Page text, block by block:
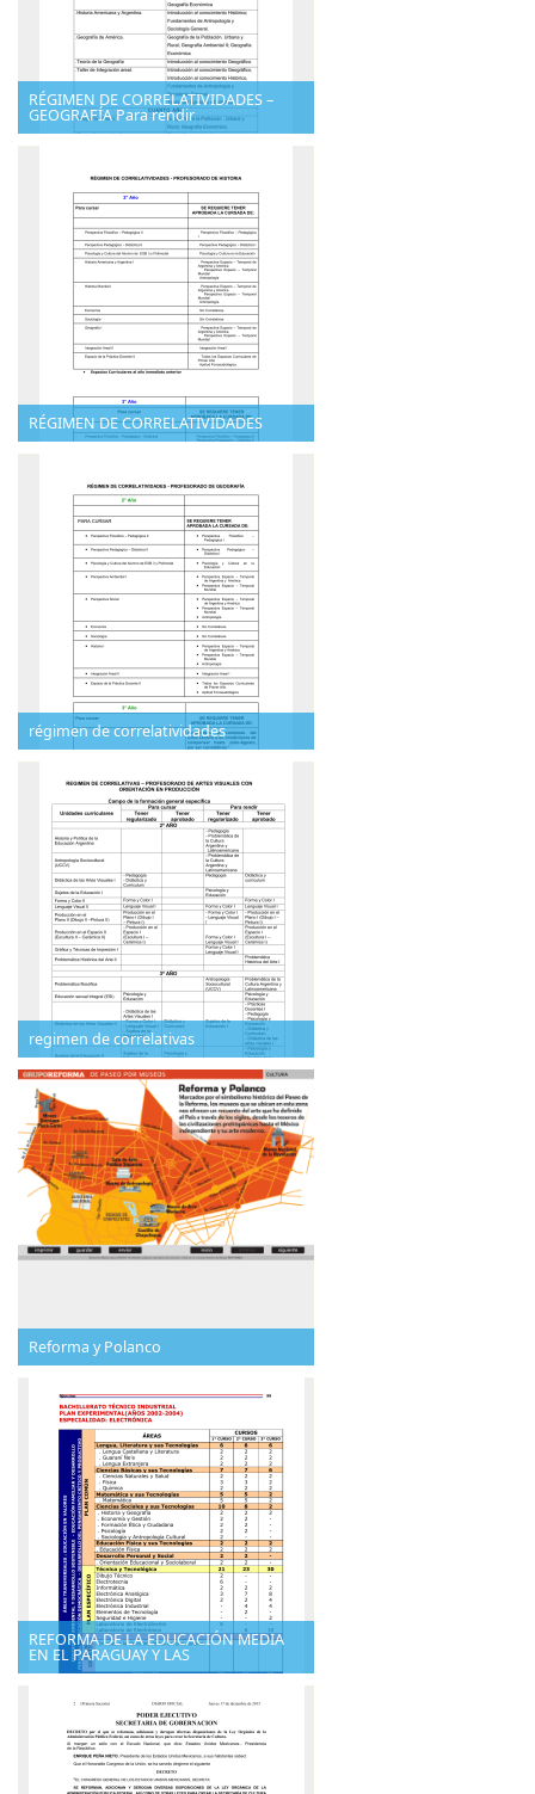
RÉGIMEN DE CORRELATIVIDADES –
GEOGRAFÍA Para rendir
RÉGIMEN DE CORRELATIVIDADES
régimen de correlatividades
regimen de correlativas
Reforma y Polanco
REFORMA DE LA EDUCACIÓN MEDIA
EN EL PARAGUAY Y LAS